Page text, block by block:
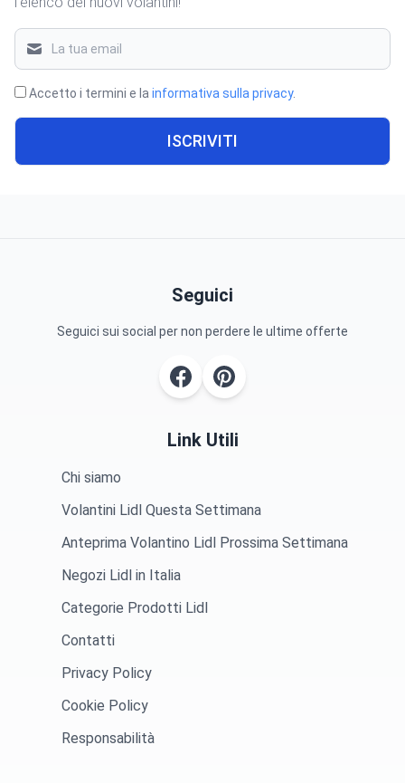
Accetto i termini e la informativa sulla privacy.
ISCRIVITI
Seguici
Seguici sui social per non perdere le ultime offerte
Link Utili
Chi siamo
Volantini Lidl Questa Settimana
Anteprima Volantino Lidl Prossima Settimana
Negozi Lidl in Italia
Categorie Prodotti Lidl
Contatti
Privacy Policy
Cookie Policy
Responsabilità